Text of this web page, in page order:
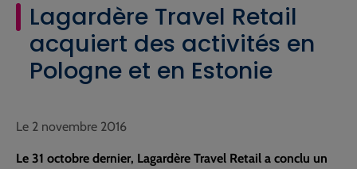
Lagardère Travel Retail
acquiert des activités en
Pologne et en Estonie
Le 2 novembre 2016
Le 31 octobre dernier, Lagardère Travel Retail a conclu un